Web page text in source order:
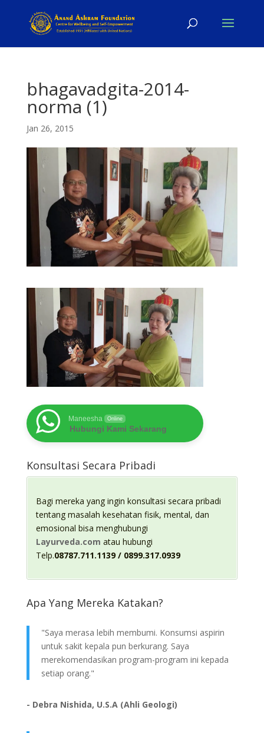
bhagavadgita-2014-
norma (1)
Jan 26, 2015
Maneesha Online
Hubungi Kami Sekarang
Konsultasi Secara Pribadi
Bagi mereka yang ingin konsultasi secara pribadi
tentang masalah kesehatan fisik, mental, dan
emosional bisa menghubungi
Layurveda.com atau hubungi
Telp.08787.711.1139 / 0899.317.0939
Apa Yang Mereka Katakan?
"Saya merasa lebih membumi. Konsumsi aspirin
untuk sakit kepala pun berkurang. Saya
merekomendasikan program-program ini kepada
setiap orang."
- Debra Nishida, U.S.A (Ahli Geologi)